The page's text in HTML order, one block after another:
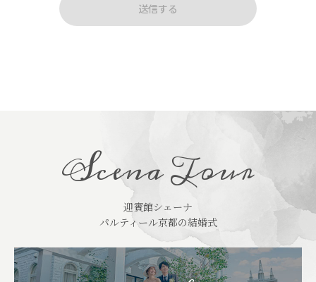
送信する
Scena Tour
迎賓館シェーナ
パルティール京都の結婚式